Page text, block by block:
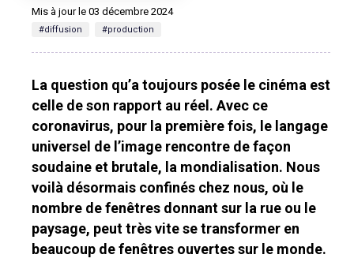
Mis à jour le 03 décembre 2024
#diffusion #production
La question qu’a toujours posée le cinéma est
celle de son rapport au réel. Avec ce
coronavirus, pour la première fois, le langage
universel de l’image rencontre de façon
soudaine et brutale, la mondialisation. Nous
voilà désormais confinés chez nous, où le
nombre de fenêtres donnant sur la rue ou le
paysage, peut très vite se transformer en
beaucoup de fenêtres ouvertes sur le monde.